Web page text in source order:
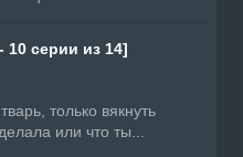
10 серии из 14]
только вякнуть
или что ты...